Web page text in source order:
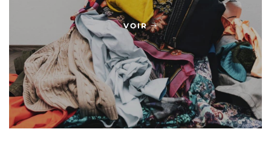
VOIR